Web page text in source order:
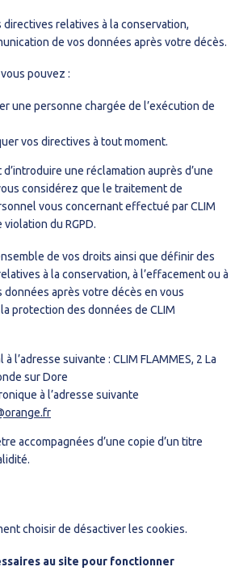
relatives à la conservation,
de vos données après votre décès.
pouvez :
une personne chargée de l’exécution de
vos directives à tout moment.
une réclamation auprès d’une
considérez que le traitement de
vous concernant effectué par CLIM
du RGPD.
de vos droits ainsi que définir des
à la conservation, à l’effacement ou à
données après votre décès en vous
protection des données de CLIM
l’adresse suivante : CLIM FLAMMES, 2 La
sur Dore
à l’adresse suivante
accompagnées d’une copie d’un titre
choisir de désactiver les cookies.
au site pour fonctionner